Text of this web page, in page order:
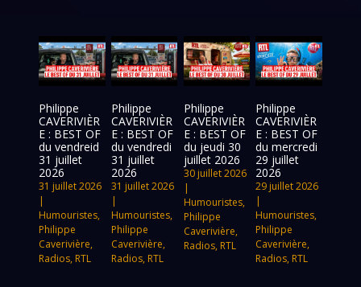
Philippe
CAVERIVIÈR
E : BEST OF
du vendreid
31 juillet
2026
31 juillet 2026
|
Humouristes,
Philippe
Caverivière,
Radios, RTL
Philippe
CAVERIVIÈR
E : BEST OF
du vendredi
31 juillet
2026
31 juillet 2026
|
Humouristes,
Philippe
Caverivière,
Radios, RTL
Philippe
CAVERIVIÈR
E : BEST OF
du jeudi 30
juillet 2026
30 juillet 2026
|
Humouristes,
Philippe
Caverivière,
Radios, RTL
Philippe
CAVERIVIÈR
E : BEST OF
du mercredi
29 juillet
2026
29 juillet 2026
|
Humouristes,
Philippe
Caverivière,
Radios, RTL